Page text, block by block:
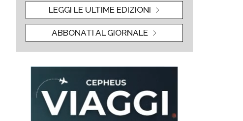
LEGGI LE ULTIME EDIZIONI
ABBONATI AL GIORNALE